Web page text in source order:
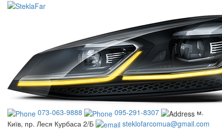
073-063-9888 095-291-8307
м.
Київ, пр. Леся Курбаса 2/Б
steklofarcomua@gmail.com